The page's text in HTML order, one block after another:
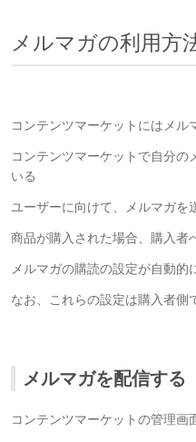
メルマガの利用方
コンテンツマーケットにはメル
コンテンツマーケットで自分の
いる
ユーザーに向けて、メルマガを
商品が購入された場合、購入者
メルマガの購読の設定が自動的
なお、これらの設定は購入者側
メルマガを配信する
コンテンツマーケットの管理画